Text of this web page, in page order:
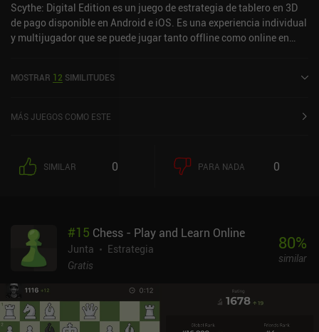
Scythe: Digital Edition es un juego de estrategia de tablero en 3D
de pago disponible en Android e iOS. Es una experiencia individual
y multijugador que se puede jugar tanto offline como online en
y de 3,1 sobre 5,0 en la App Store de iOS.
MOSTRAR 12 SIMILITUDES
MÁS JUEGOS COMO ESTE
SIMILAR 0 PARA NADA 0
#15 Chess - Play and Learn Online
Junta
Estrategia
Gratis
80%
similar